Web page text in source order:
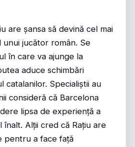
are șansa să devină cel mai
jucător român. Se
în care va ajunge la
aduce schimbări
catalanilor. Specialiștii au
consideră că Barcelona
lipsa de experiență a
înalt. Alții cred că Rațiu are
pentru a face față